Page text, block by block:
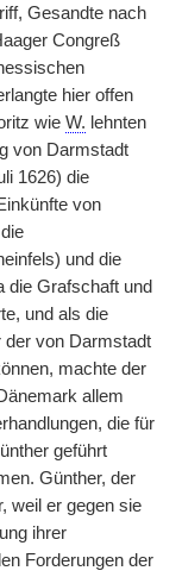
Gesandte nach
Congreß
hier offen
wie W. lehnten
von Darmstadt
1626) die
von
und die
die Grafschaft und
und als die
der von Darmstadt
machte der
allem
die für
geführt
Günther, der
weil er gegen sie
ihrer
Forderungen der